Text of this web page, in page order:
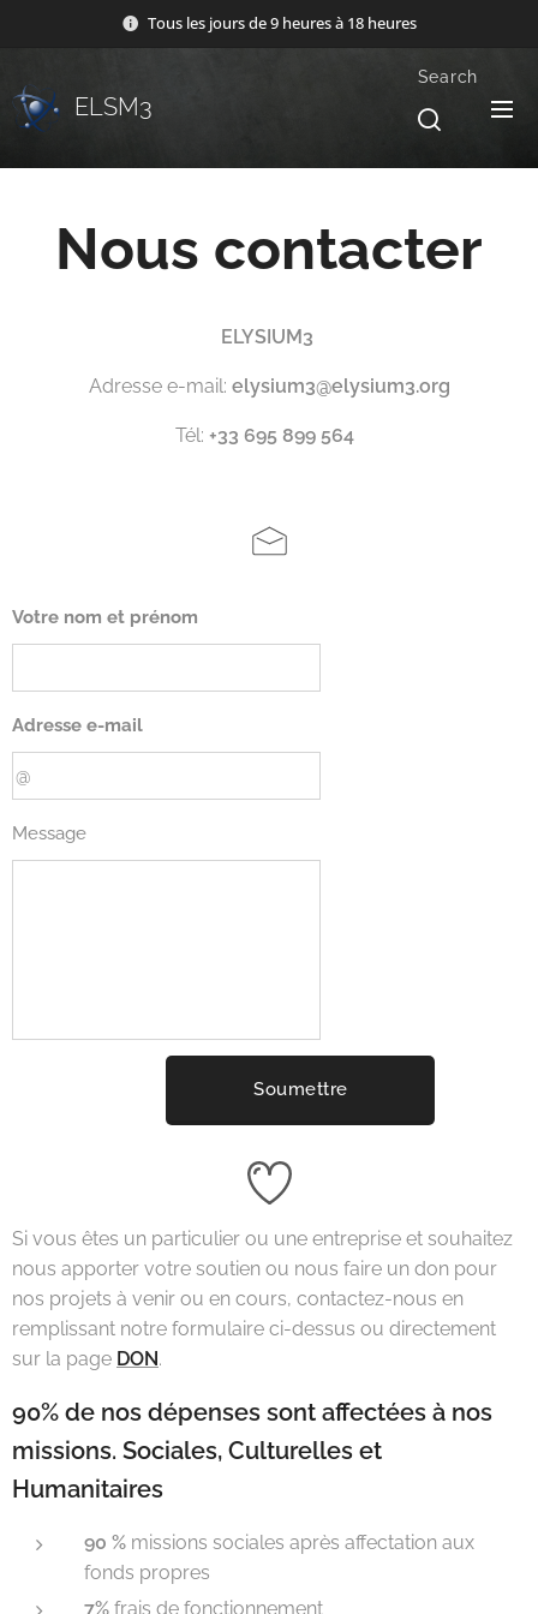
Tous les jours de 9 heures à 18 heures
ELSM3
Search
Nous contacter
ELYSIUM3
Adresse e-mail: elysium3@elysium3.org
Tél: +33 695 899 564
Votre nom et prénom
Adresse e-mail
Message
Soumettre
Si vous êtes un particulier ou une entreprise et souhaitez
nous apporter votre soutien ou nous faire un don pour
nos projets à venir ou en cours, contactez-nous en
remplissant notre formulaire ci-dessus ou directement
sur la page DON.
90% de nos dépenses sont affectées à nos
missions. Sociales, Culturelles et
Humanitaires
90 % missions sociales après affectation aux
fonds propres
7% frais de fonctionnement